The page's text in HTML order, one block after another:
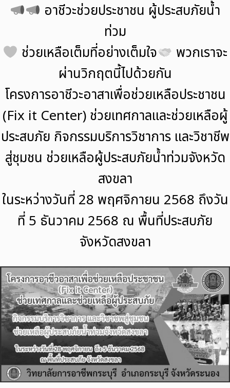
อาชีวะช่วยประชาชน ผู้ประสบภัยน้ำ
ท่วม
ช่วยเหลือเต็มที่อย่างเต็มใจ
พวกเราจะ
ผ่านวิกฤตนี้ไปด้วยกัน
โครงการอาชีวะอาสาเพื่อช่วยเหลือประชาชน
(Fix it Center) ช่วยเทศกาลและช่วยเหลือผู้
ประสบภัย กิจกรรมบริการวิชาการ และวิชาชีพ
สู่ชุมชน ช่วยเหลือผู้ประสบภัยน้ำท่วมจังหวัด
สงขลา
ในระหว่างวันที่ 28 พฤศจิกายน 2568 ถึงวัน
ที่ 5 ธันวาคม 2568 ณ พื้นที่ประสบภัย
จังหวัดสงขลา